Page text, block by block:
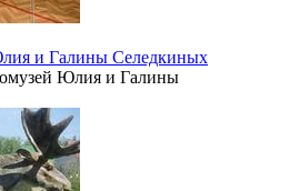
и Галины Селедкиных
Юлия и Галины